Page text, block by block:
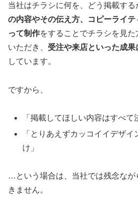
当社はチラシに何を、どう掲載する
の内容やその伝え方、コピーライ
って制作をすることでチラシを見
いただき、 受注や来店といった成
しています。
ですから、
「掲載してほしい内容はすべて
「とりあえずカッコイイデザ
け」
…という場合は、当社では残念なが
きません。